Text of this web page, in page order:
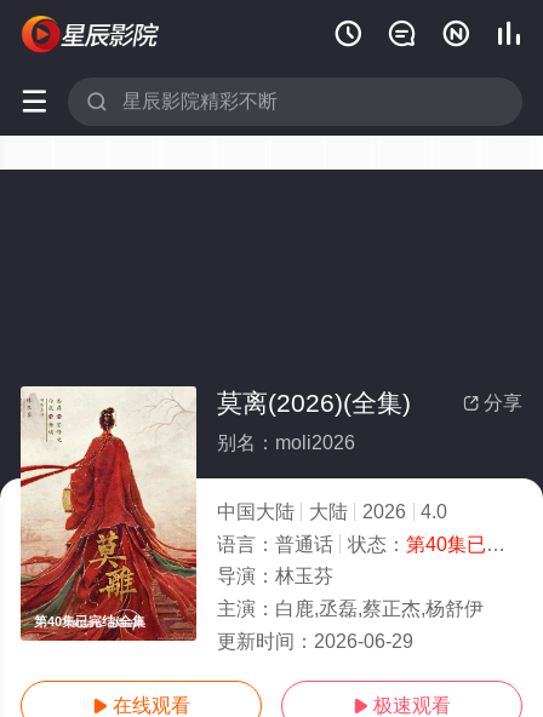
   
 
第40集已完结/全集
 分享
莫离(2026)(全集)
别名：moli2026
中国大陆 大陆 2026
4.0
语言： 普通话 状态： 第40集已完结
导演： 林玉芬
主演： 白鹿,丞磊,蔡正杰,杨舒伊
更新时间： 2026-06-29
 在线观看  极速观看